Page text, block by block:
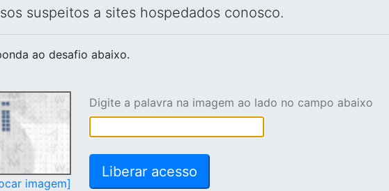
suspeitos a sites hospedados conosco.
ao desafio abaixo.
imagem]
Digite a palavra na imagem ao lado no campo abaixo